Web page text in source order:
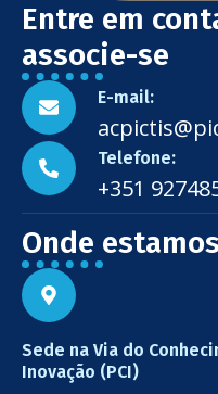
Entre em
associe-se
E-mail:
Telefone:
+351
Onde estamos
Sede na Via do
Inovação (PCI)